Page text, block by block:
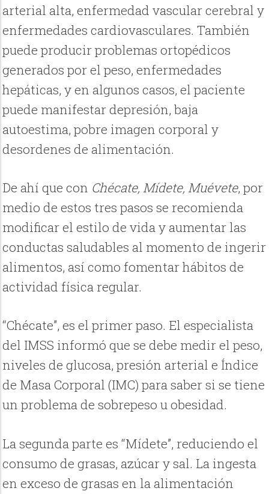
arterial alta, enfermedad vascular cerebral y
enfermedades cardiovasculares. También
puede producir problemas ortopédicos
generados por el peso, enfermedades
hepáticas, y en algunos casos, el paciente
puede manifestar depresión, baja
autoestima, pobre imagen corporal y
desordenes de alimentación.
De ahí que con Chécate, Mídete, Muévete, por
medio de estos tres pasos se recomienda
modificar el estilo de vida y aumentar las
conductas saludables al momento de ingerir
alimentos, así como fomentar hábitos de
actividad física regular.
“Chécate”, es el primer paso. El especialista
del IMSS informó que se debe medir el peso,
niveles de glucosa, presión arterial e Índice
de Masa Corporal (IMC) para saber si se tiene
un problema de sobrepeso u obesidad.
La segunda parte es “Mídete”, reduciendo el
consumo de grasas, azúcar y sal. La ingesta
en exceso de grasas en la alimentación